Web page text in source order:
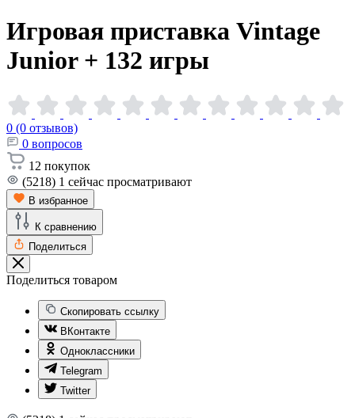
Игровая приставка Vintage
Junior + 132 игры
0 (0 отзывов)
0 вопросов
12 покупок
(5218) 1 сейчас просматривают
В избранное
К сравнению
Поделиться
Поделиться товаром
Скопировать ссылку
ВКонтакте
Одноклассники
Telegram
Twitter